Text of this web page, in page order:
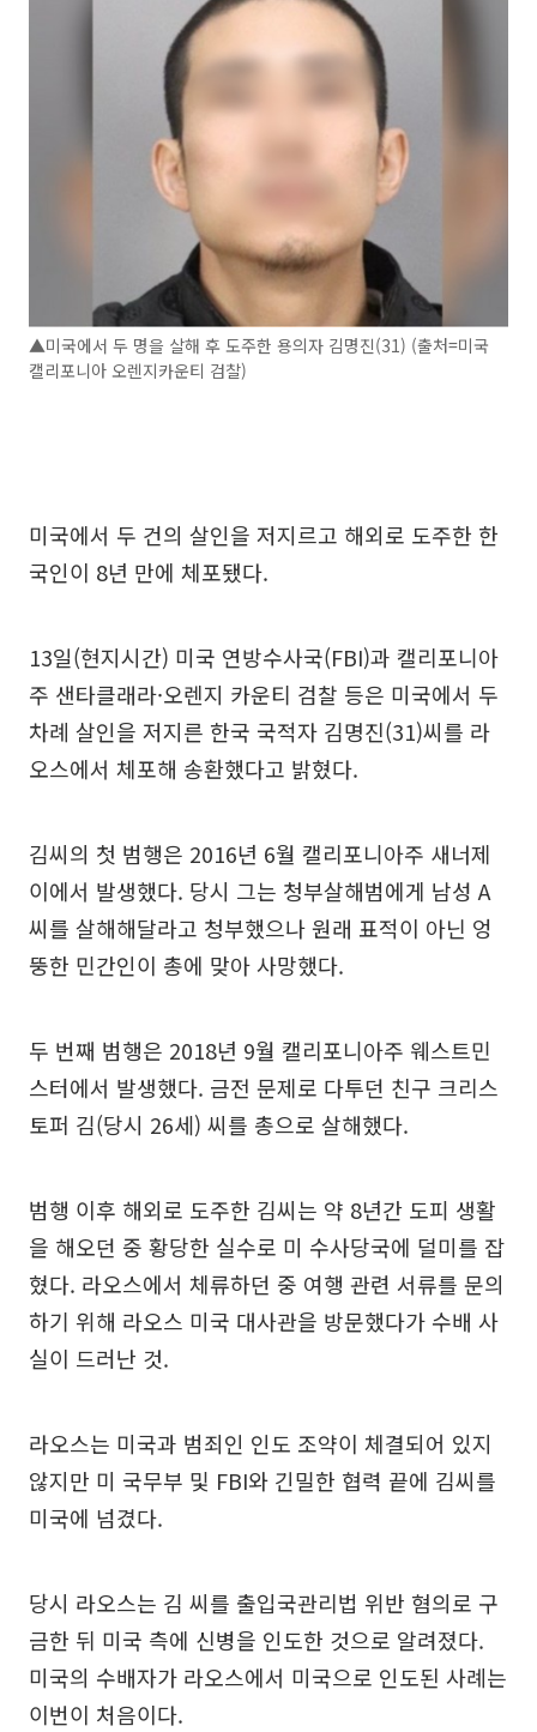
▲미국에서 두 명을 살해 후 도주한 용의자 김명진(31) (출처=미국
캘리포니아 오렌지카운티 검찰)
미국에서 두 건의 살인을 저지르고 해외로 도주한 한
국인이 8년 만에 체포됐다.
13일(현지시간) 미국 연방수사국(FBI)과 캘리포니아
주 샌타클래라·오렌지 카운티 검찰 등은 미국에서 두
차례 살인을 저지른 한국 국적자 김명진(31)씨를 라
오스에서 체포해 송환했다고 밝혔다.
김씨의 첫 범행은 2016년 6월 캘리포니아주 새너제
이에서 발생했다. 당시 그는 청부살해범에게 남성 A
씨를 살해해달라고 청부했으나 원래 표적이 아닌 엉
뚱한 민간인이 총에 맞아 사망했다.
두 번째 범행은 2018년 9월 캘리포니아주 웨스트민
스터에서 발생했다. 금전 문제로 다투던 친구 크리스
토퍼 김(당시 26세) 씨를 총으로 살해했다.
범행 이후 해외로 도주한 김씨는 약 8년간 도피 생활
을 해오던 중 황당한 실수로 미 수사당국에 덜미를 잡
혔다. 라오스에서 체류하던 중 여행 관련 서류를 문의
하기 위해 라오스 미국 대사관을 방문했다가 수배 사
실이 드러난 것.
라오스는 미국과 범죄인 인도 조약이 체결되어 있지
않지만 미 국무부 및 FBI와 긴밀한 협력 끝에 김씨를
미국에 넘겼다.
당시 라오스는 김 씨를 출입국관리법 위반 혐의로 구
금한 뒤 미국 측에 신병을 인도한 것으로 알려졌다.
미국의 수배자가 라오스에서 미국으로 인도된 사례는
이번이 처음이다.